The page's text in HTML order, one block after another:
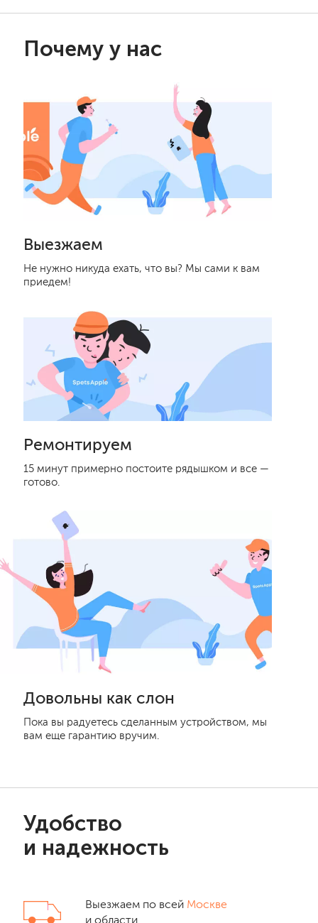
Почему у нас
Выезжаем
Не нужно никуда ехать, что вы? Мы сами к вам
приедем!
Ремонтируем
15 минут примерно постоите рядышком и все —
готово.
Довольны как слон
Пока вы радуетесь сделанным устройством, мы
вам еще гарантию вручим.
Удобство
и надежность
Выезжаем по всей Москве
и области